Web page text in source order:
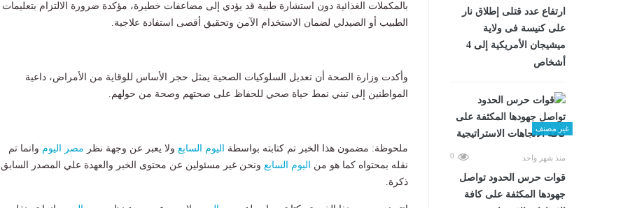
ارتفاع عدد قتلى إطلاق نار
على كنيسة فى ولاية
ميشيجان الأمريكية إلى 4
أشخاص
غير مصنف
منذ شهر واحد 0
قوات حرس الحدود تواصل
جهودها المكثفة على كافة
بالمكملات الغذائية دون استشارة طبية قد يؤدي إلى مضاعفات خطيرة، مؤكدة ضرورة الالتزام بتعليمات
الطبيب أو الصيدلي لضمان الاستخدام الآمن وتحقيق أقصى استفادة علاجية.
وأكدت وزارة الصحة أن تعديل السلوكيات الصحية يمثل حجر الأساس للوقاية من الأمراض، داعية
المواطنين إلى تبني نمط حياة صحي للحفاظ على صحتهم وصحة من حولهم.
ملحوظة: مضمون هذا الخبر تم كتابته بواسطة اليوم السابع ولا يعبر عن وجهة نظر مصر اليوم وانما تم
نقله بمحتواه كما هو من
اليوم السابع ونحن غير مسئولين عن محتوى الخبر والعهدة علي المصدر السابق
ذكرة.